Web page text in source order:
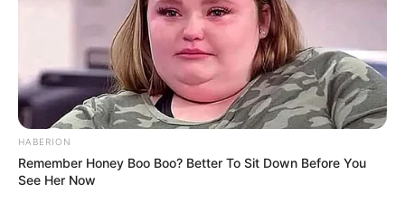
HABERION
Remember Honey Boo Boo? Better To Sit Down Before You
See Her Now